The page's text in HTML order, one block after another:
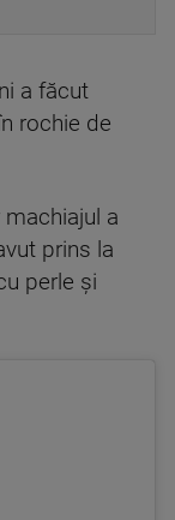
a făcut
rochie de
a
prins la
perle și